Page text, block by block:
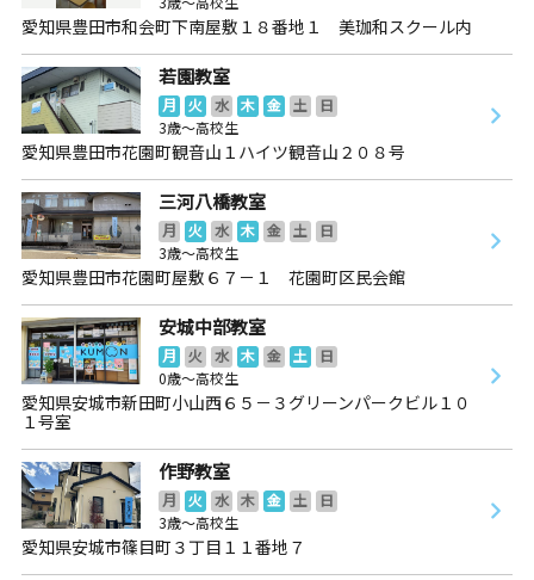
愛知県豊田市和会町下南屋敷１８番地１ 美珈和スクール内
若園教室
月 火 水 木 金 土
日
3歳～高校生
愛知県豊田市花園町観音山１ハイツ観音山２０８号
三河八橋教室
月 火 水 木 金 土
日
3歳～高校生
愛知県豊田市花園町屋敷６７－１ 花園町区民会館
安城中部教室
月 火 水 木 金 土
日
0歳～高校生
愛知県安城市新田町小山西６５－３グリーンパークビル１０
１号室
作野教室
月 火 水 木 金 土
日
3歳～高校生
愛知県安城市篠目町３丁目１１番地７